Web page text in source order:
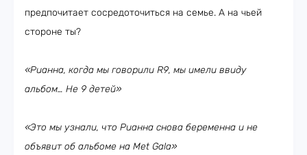
предпочитает сосредоточиться на семье. А на чьей
стороне ты?
«Рианна, когда мы говорили R9, мы имели ввиду
альбом… Не 9 детей»
«Это мы узнали, что Рианна снова беременна и не
объявит об альбоме на Met Gala»